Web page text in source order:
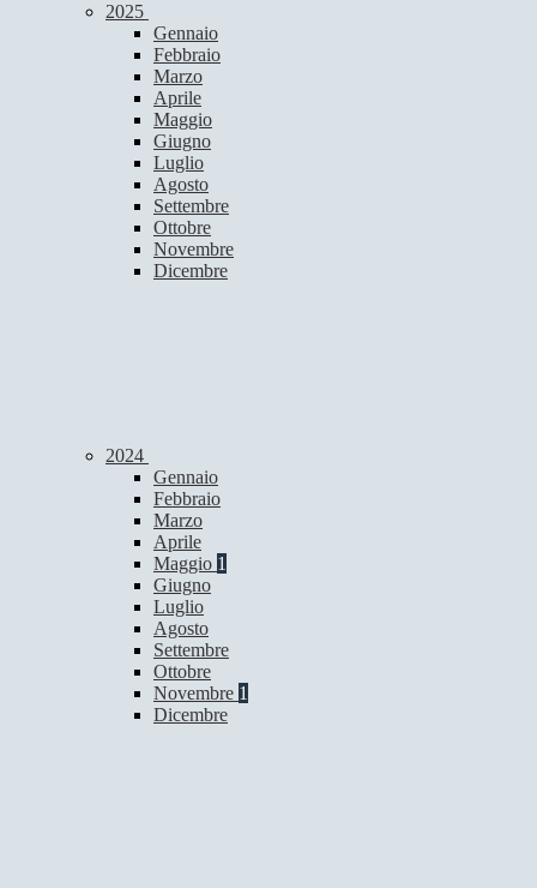
2025
Gennaio
Febbraio
Marzo
Aprile
Maggio
Giugno
Luglio
Agosto
Settembre
Ottobre
Novembre
Dicembre
2024
Gennaio
Febbraio
Marzo
Aprile
Maggio 1
Giugno
Luglio
Agosto
Settembre
Ottobre
Novembre 1
Dicembre